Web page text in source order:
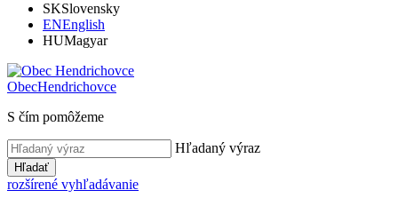
SKSlovensky
ENEnglish
HUMagyar
ObecHendrichovce
S čím pomôžeme
Hľadaný výraz
Hľadať
rozšírené vyhľadávanie